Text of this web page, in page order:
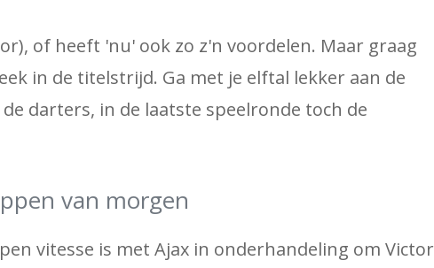
of heeft 'nu' ook zo z'n voordelen. Maar graag
in de titelstrijd. Ga met je elftal lekker aan de
darters, in de laatste speelronde toch de
van morgen
vitesse is met Ajax in onderhandeling om Victor